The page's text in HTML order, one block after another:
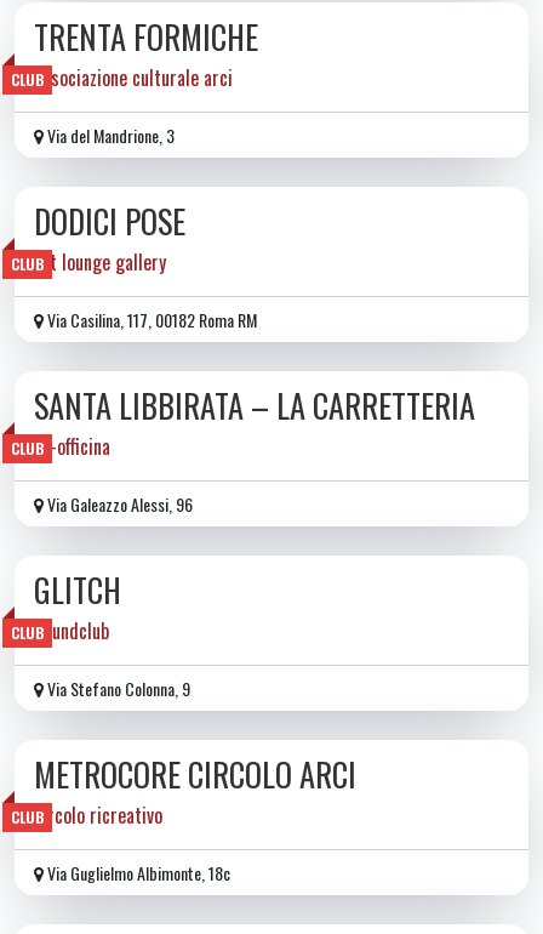
CLUB
TRENTA FORMICHE
associazione culturale arci
Via del Mandrione, 3
CLUB
DODICI POSE
art lounge gallery
Via Casilina, 117, 00182 Roma RM
CLUB
SANTA LIBBIRATA – LA CARRETTERIA
ex-officina
Via Galeazzo Alessi, 96
CLUB
GLITCH
Soundclub
Via Stefano Colonna, 9
CLUB
METROCORE CIRCOLO ARCI
circolo ricreativo
Via Guglielmo Albimonte, 18c